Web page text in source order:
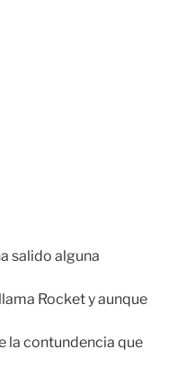
salido alguna
Rocket y aunque
la contundencia que